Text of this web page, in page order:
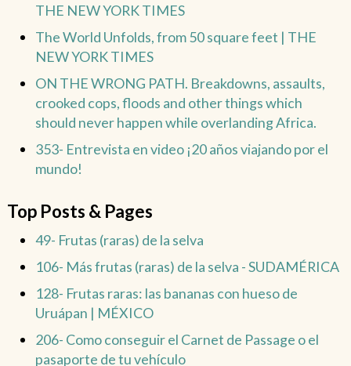
THE NEW YORK TIMES
The World Unfolds, from 50 square feet | THE
NEW YORK TIMES
ON THE WRONG PATH. Breakdowns, assaults,
crooked cops, floods and other things which
should never happen while overlanding Africa.
353- Entrevista en video ¡20 años viajando por el
mundo!
Top Posts & Pages
49- Frutas (raras) de la selva
106- Más frutas (raras) de la selva - SUDAMÉRICA
128- Frutas raras: las bananas con hueso de
Uruápan | MÉXICO
206- Como conseguir el Carnet de Passage o el
pasaporte de tu vehículo